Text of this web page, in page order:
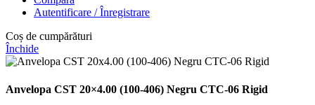
Autentificare / Înregistrare
Coș de cumpărături
Închide
Anvelopa CST 20×4.00 (100-406) Negru CTC-06 Rigid